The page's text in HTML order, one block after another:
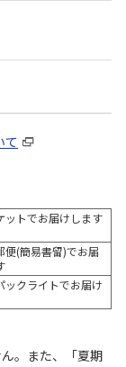
て
ットでお届けします
便(簡易書留)でお届
ックライトでお届け
。また、「夏期